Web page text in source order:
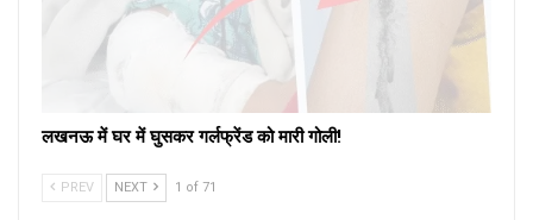
लखनऊ में घर में घुसकर गर्लफ्रेंड को मारी गोली!
PREV NEXT 1 of 71